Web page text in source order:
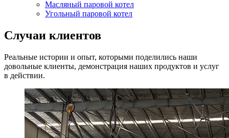
Масляный паровой котел
Угольный паровой котел
Случаи клиентов
Реальные истории и опыт, которыми поделились наши
довольные клиенты, демонстрация наших продуктов и услуг
в действии.